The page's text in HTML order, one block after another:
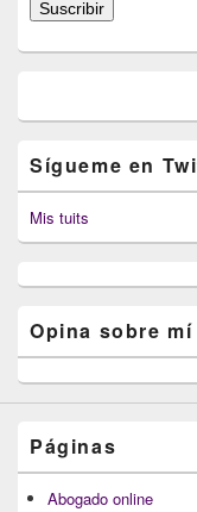
electrónico
Suscribir
Sígueme en
Mis tuits
Opina sobre mí
Páginas
Abogado online